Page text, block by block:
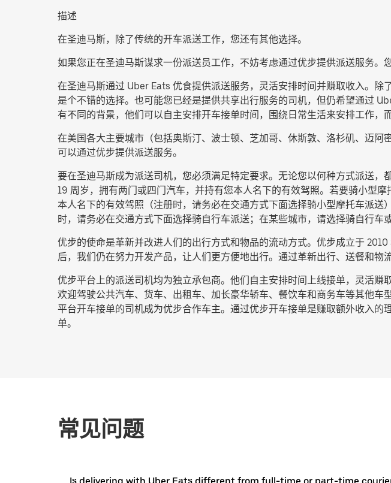
描述
在圣迪马斯，除了传统的开车派送工作，您还有其他选择。
如果您正在圣迪马斯谋求一份派送员工作，不妨考虑通过优步提供派送服务。
在圣迪马斯通过 Uber Eats 优食提供派送服务，灵活安排时间并赚取收入。
是个不错的选择。也可能您已经是提供共享出行服务的司机，但仍希望通过
有不同的背景，他们可以自主安排开车接单时间，围绕日常生活来安排工作，
在美国各大主要城市（包括奥斯汀、波士顿、芝加哥、休斯敦、洛杉矶、迈
可以通过优步提供派送服务。
要在圣迪马斯成为派送司机，您必须满足特定要求。无论您以何种方式派送
19 周岁，拥有两门或四门汽车，并持有您本人名下的有效驾照。若要骑小型
本人名下的有效驾照（注册时，请务必在交通方式下面选择骑小型摩托车派送
时，请务必在交通方式下面选择骑自行车派送；在某些城市，请选择骑自行车
优步的使命是革新并改进人们的出行方式和物品的流动方式。优步成立于
后，我们仍在努力开发产品，让人们更方便地出行。通过革新出行、送餐和物
优步平台上的派送司机均为独立承包商。他们自主安排时间上线接单，灵活
欢迎驾驶公共汽车、货车、出租车、加长豪华轿车、餐饮车和商务车等其他
平台开车接单的司机成为优步合作车主。通过优步开车接单是赚取额外收入
单。
常见问题